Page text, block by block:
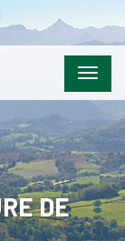
Menu
DE